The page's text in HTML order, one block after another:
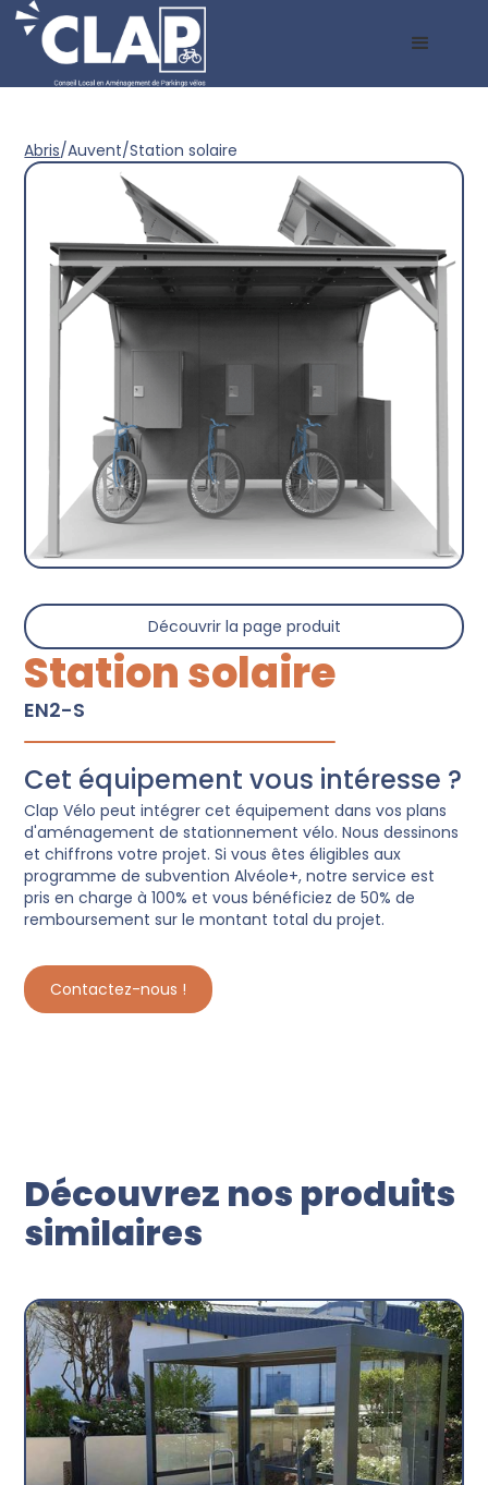
Abris/Auvent/Station solaire
Découvrir la page produit
Station solaire
EN2-S
Cet équipement vous intéresse ?
Clap Vélo peut intégrer cet équipement dans vos plans
d'aménagement de stationnement vélo. Nous dessinons
et chiffrons votre projet. Si vous êtes éligibles aux
programme de subvention Alvéole+, notre service est
pris en charge à 100% et vous bénéficiez de 50% de
remboursement sur le montant total du projet.
Contactez-nous !
Découvrez nos produits
similaires